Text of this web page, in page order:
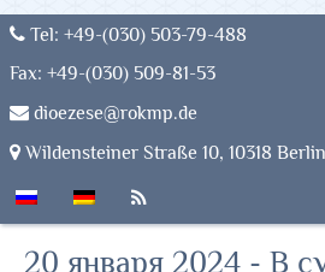
Tel: +49-(030) 503-79-488
Fax: +49-(030) 509-81-53
dioezese@rokmp.de
Wildensteiner Straße 10, 10318
20 января 2024 - В